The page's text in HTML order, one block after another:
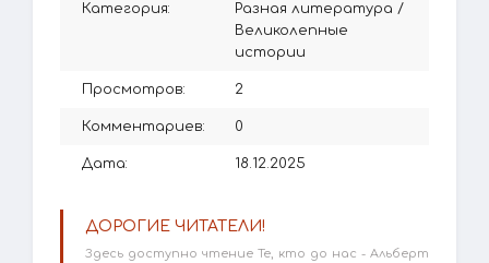
Категория: Разная литература /
Великолепные
истории
Просмотров: 2
Комментариев: 0
Дата: 18.12.2025
ДОРОГИЕ ЧИТАТЕЛИ!
Здесь доступно чтение Те, кто до нас - Альберт